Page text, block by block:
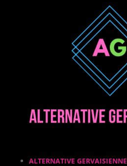
ALTERNATIVE GERVAISIENNE